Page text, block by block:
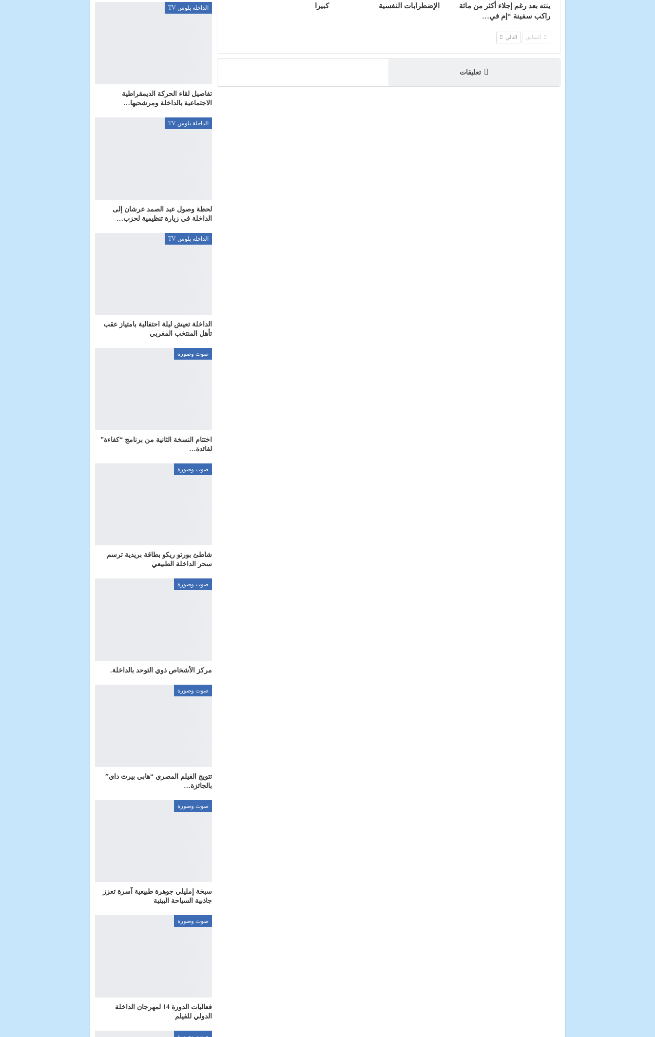
ينته بعد رغم إجلاء أكثر من مائة
راكب سفينة “إم في…
الإضطرابات النفسية
كبيرا
السابق التالي
تعليقات
الداخلة بلوس TV
تفاصيل لقاء الحركة الديمقراطية
الاجتماعية بالداخلة ومرشحيها…
الداخلة بلوس TV
لحظة وصول عبد الصمد عرشان إلى
الداخلة في زيارة تنظيمية لحزب…
الداخلة بلوس TV
الداخلة تعيش ليلة احتفالية بامتياز عقب
تأهل المنتخب المغربي
صوت وصورة
اختتام النسخة الثانية من برنامج “كفاءة”
لفائدة…
صوت وصورة
شاطئ بورتو ريكو بطاقة بريدية ترسم
سحر الداخلة الطبيعي
صوت وصورة
مركز الأشخاص ذوي التوحد بالداخلة.
صوت وصورة
تتويج الفيلم المصري “هابي بيرث داي”
بالجائزة…
صوت وصورة
سبخة إمليلي جوهرة طبيعية آسرة تعزز
جاذبية السياحة البيئية
صوت وصورة
فعاليات الدورة 14 لمهرجان الداخلة
الدولي للفيلم